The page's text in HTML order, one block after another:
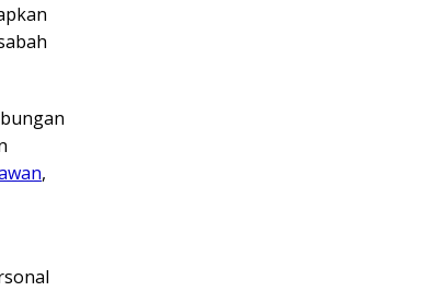
,